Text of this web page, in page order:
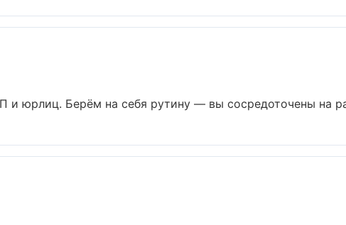
и юрлиц. Берём на себя рутину — вы сосредоточены на